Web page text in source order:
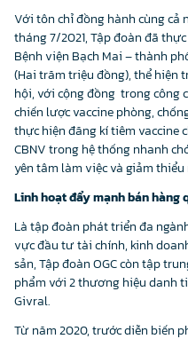
Với tôn chỉ đồng hành cùng cả
tháng 7/2021, Tập đoàn đã
Bệnh viện Bạch Mai – thành
(Hai trăm triệu đồng), thể hiện
hội, với cộng đồng trong công
chiến lược vaccine phòng,
thực hiện đăng kí tiêm vaccine
CBNV trong hệ thống nhanh
yên tâm làm việc và giảm
Linh hoạt đẩy mạnh bán
Là tập đoàn phát triển đa
vực đầu tư tài chính, kinh
sản, Tập đoàn OGC còn tập
phẩm với 2 thương hiệu danh
Givral.
Từ năm 2020, trước diễn biến